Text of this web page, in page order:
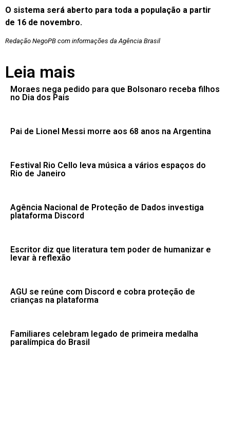
O sistema será aberto para toda a população a partir
de 16 de novembro.
Redação NegoPB com informações da Agência Brasil
Leia mais
Moraes nega pedido para que Bolsonaro receba filhos
no Dia dos Pais
Pai de Lionel Messi morre aos 68 anos na Argentina
Festival Rio Cello leva música a vários espaços do
Rio de Janeiro
Agência Nacional de Proteção de Dados investiga
plataforma Discord
Escritor diz que literatura tem poder de humanizar e
levar à reflexão
AGU se reúne com Discord e cobra proteção de
crianças na plataforma
Familiares celebram legado de primeira medalha
paralímpica do Brasil